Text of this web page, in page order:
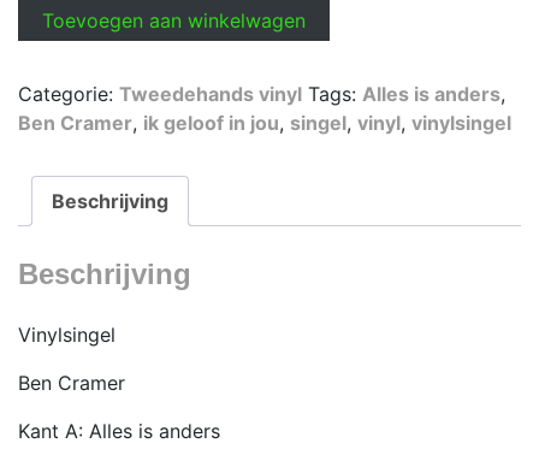
Ben
Cramer
Alles
is
Toevoegen aan winkelwagen
Categorie: Tweedehands vinyl Tags: Alles is anders,
Ben Cramer, ik geloof in jou, singel, vinyl, vinylsingel
Beschrijving
Beschrijving
Vinylsingel
Ben Cramer
Kant A: Alles is anders